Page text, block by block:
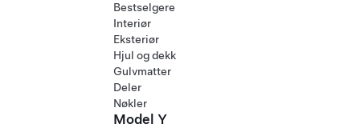
Bestselgere
Interiør
Eksteriør
Hjul og dekk
Gulvmatter
Deler
Nøkler
Model Y